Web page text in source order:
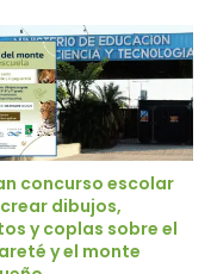
concurso escolar
dibujos,
y coplas sobre el
y el monte